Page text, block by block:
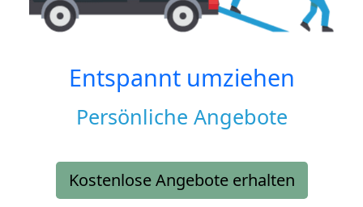
Entspannt umziehen
Persönliche Angebote
Kostenlose Angebote erhalten